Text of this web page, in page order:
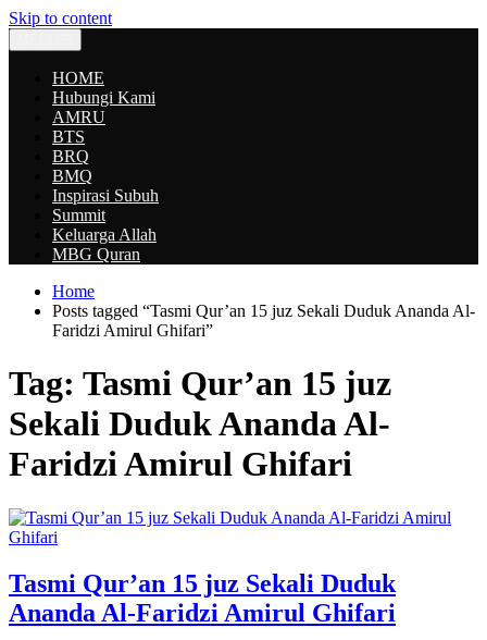
Skip to content
HOME
Hubungi Kami
AMRU
BTS
BRQ
BMQ
Inspirasi Subuh
Summit
Keluarga Allah
MBG Quran
Home
Posts tagged “Tasmi Qur’an 15 juz Sekali Duduk Ananda Al-
Faridzi Amirul Ghifari”
Tag: Tasmi Qur’an 15 juz
Sekali Duduk Ananda Al-
Faridzi Amirul Ghifari
Tasmi Qur’an 15 juz Sekali Duduk
Ananda Al-Faridzi Amirul Ghifari